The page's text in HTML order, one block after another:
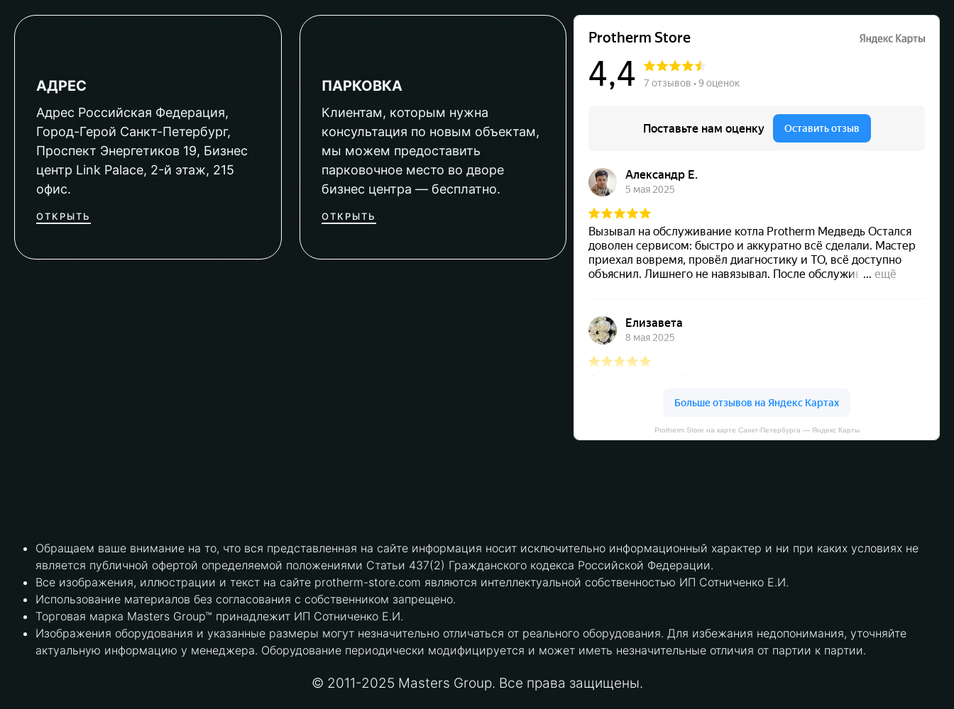
АДРЕС
Адрес Российская Федерация,
Город-Герой Санкт-Петербург,
Проспект Энергетиков 19, Бизнес
центр Link Palace, 2-й этаж, 215
офис.
ОТКРЫТЬ
ПАРКОВКА
Клиентам, которым нужна
консультация по новым объектам,
мы можем предоставить
парковочное место во дворе
бизнес центра — бесплатно.
ОТКРЫТЬ
Protherm Store на карте Санкт‑Петербурга — Яндекс Карты
Обращаем ваше внимание на то, что вся представленная на сайте информация носит исключительно информационный характер и ни при каких условиях не
является публичной офертой определяемой положениями Статьи 437(2) Гражданского кодекса Российской Федерации.
Все изображения, иллюстрации и текст на сайте protherm-store.com являются интеллектуальной собственностью ИП Сотниченко Е.И.
Использование материалов без согласования с собственником запрещено.
Торговая марка Masters Group™ принадлежит ИП Сотниченко Е.И.
Изображения оборудования и указанные размеры могут незначительно отличаться от реального оборудования. Для избежания недопонимания, уточняйте
актуальную информацию у менеджера. Оборудование периодически модифицируется и может иметь незначительные отличия от партии к партии.
© 2011-2025 Masters Group. Все права защищены.